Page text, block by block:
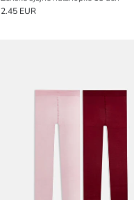
2.45 EUR